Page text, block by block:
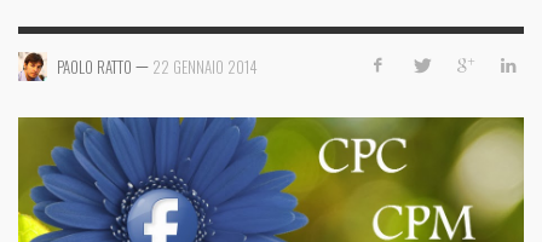
PAOLO RATTO — 22 GENNAIO 2014